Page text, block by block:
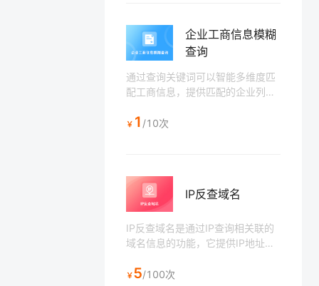
企业工商信息模糊
查询
通过查询关键词可以智能多维度匹
配工商信息，提供匹配的企业列表
注册信息的场景，如贷款审核、企
￥ 1 /10次
IP反查域名
IP反查域名是通过IP查询相关联的
域名信息的功能，它提供IP地址历
的是，IP和域名之间的关系可能会
￥5/100次